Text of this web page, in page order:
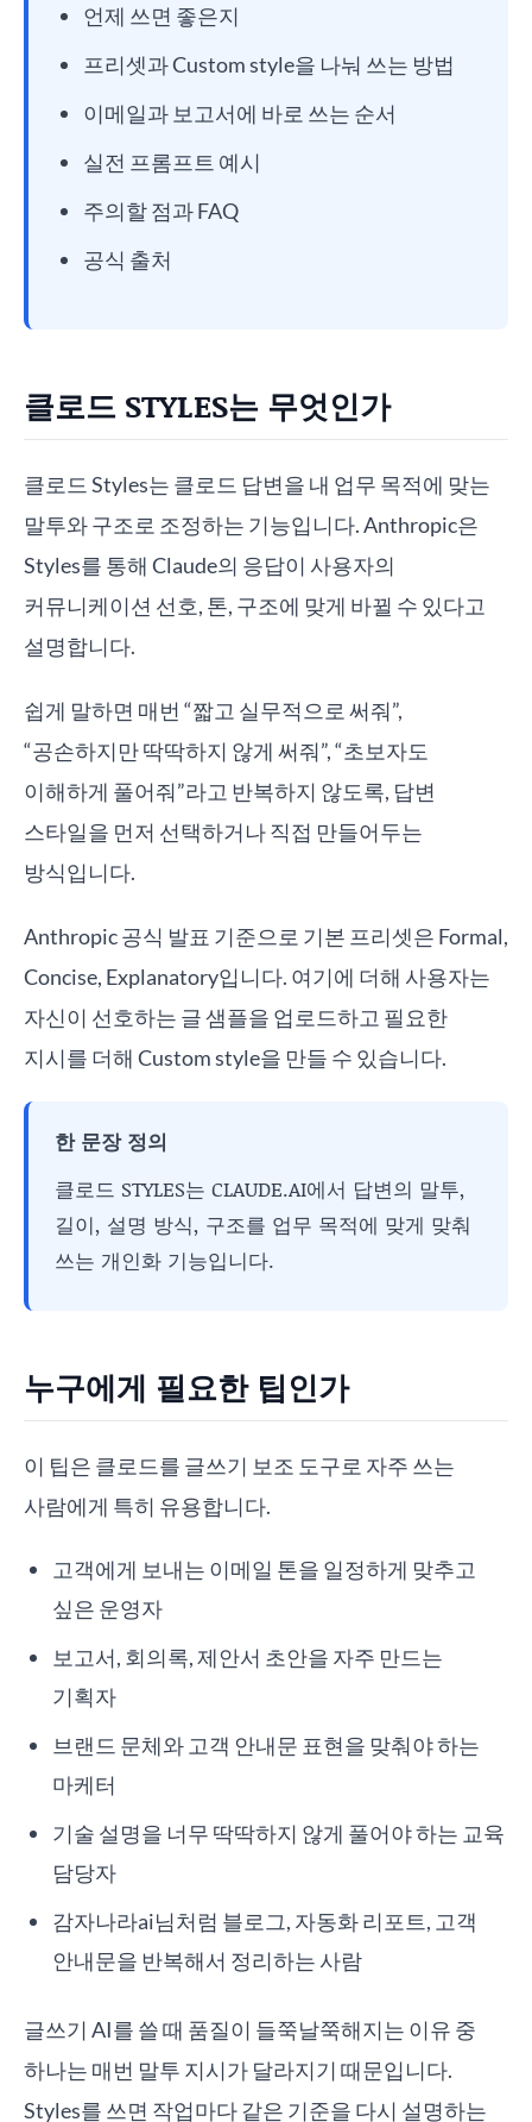
언제 쓰면 좋은지
프리셋과 Custom style을 나눠 쓰는 방법
이메일과 보고서에 바로 쓰는 순서
실전 프롬프트 예시
주의할 점과 FAQ
공식 출처
클로드 STYLES는 무엇인가
클로드 Styles는 클로드 답변을 내 업무 목적에 맞는
말투와 구조로 조정하는 기능입니다. Anthropic은
Styles를 통해 Claude의 응답이 사용자의
커뮤니케이션 선호, 톤, 구조에 맞게 바뀔 수 있다고
설명합니다.
쉽게 말하면 매번 “짧고 실무적으로 써줘”,
“공손하지만 딱딱하지 않게 써줘”, “초보자도
이해하게 풀어줘”라고 반복하지 않도록, 답변
스타일을 먼저 선택하거나 직접 만들어두는
방식입니다.
Anthropic 공식 발표 기준으로 기본 프리셋은 Formal,
Concise, Explanatory입니다. 여기에 더해 사용자는
자신이 선호하는 글 샘플을 업로드하고 필요한
지시를 더해 Custom style을 만들 수 있습니다.
한 문장 정의
클로드 STYLES는 CLAUDE.AI에서 답변의 말투,
길이, 설명 방식, 구조를 업무 목적에 맞게 맞춰
쓰는 개인화 기능입니다.
누구에게 필요한 팁인가
이 팁은 클로드를 글쓰기 보조 도구로 자주 쓰는
사람에게 특히 유용합니다.
고객에게 보내는 이메일 톤을 일정하게 맞추고
싶은 운영자
보고서, 회의록, 제안서 초안을 자주 만드는
기획자
브랜드 문체와 고객 안내문 표현을 맞춰야 하는
마케터
기술 설명을 너무 딱딱하지 않게 풀어야 하는 교육
담당자
감자나라ai님처럼 블로그, 자동화 리포트, 고객
안내문을 반복해서 정리하는 사람
글쓰기 AI를 쓸 때 품질이 들쭉날쭉해지는 이유 중
하나는 매번 말투 지시가 달라지기 때문입니다.
Styles를 쓰면 작업마다 같은 기준을 다시 설명하는